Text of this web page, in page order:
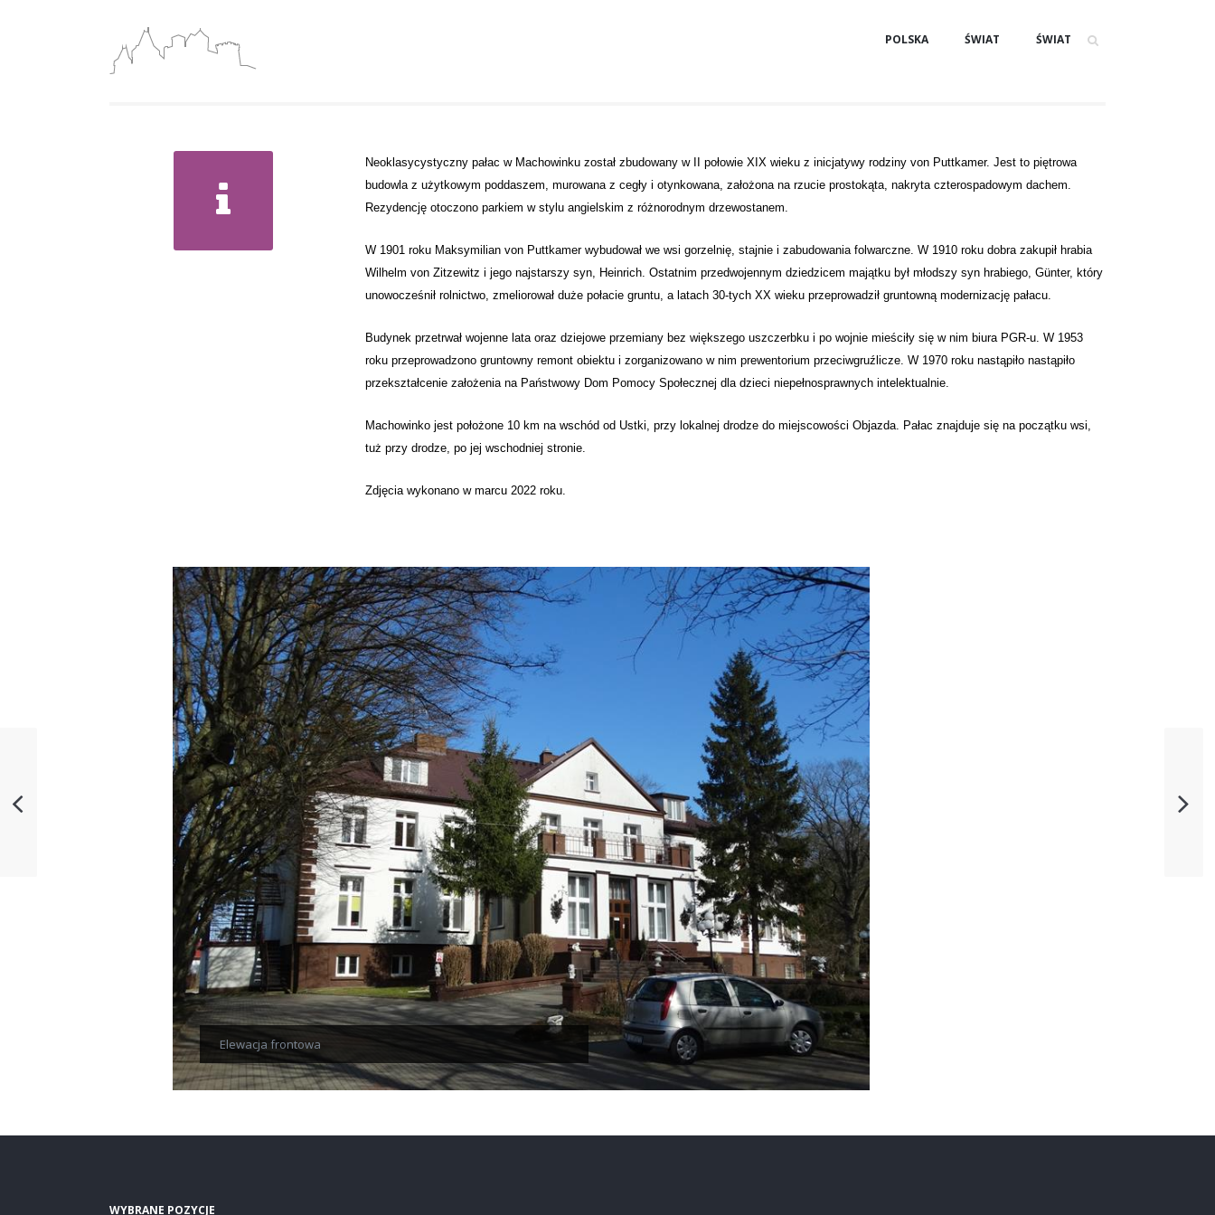
POLSKA ŚWIAT ŚWIAT
Neoklasycystyczny pałac w Machowinku został zbudowany w II połowie XIX wieku z inicjatywy rodziny von Puttkamer. Jest to piętrowa
budowla z użytkowym poddaszem, murowana z cegły i otynkowana, założona na rzucie prostokąta, nakryta czterospadowym dachem.
Rezydencję otoczono parkiem w stylu angielskim z różnorodnym drzewostanem.
W 1901 roku Maksymilian von Puttkamer wybudował we wsi gorzelnię, stajnie i zabudowania folwarczne. W 1910 roku dobra zakupił hrabia
Wilhelm von Zitzewitz i jego najstarszy syn, Heinrich. Ostatnim przedwojennym dziedzicem majątku był młodszy syn hrabiego, Günter, który
unowocześnił rolnictwo, zmeliorował duże połacie gruntu, a latach 30-tych XX wieku przeprowadził gruntowną modernizację pałacu.
Budynek przetrwał wojenne lata oraz dziejowe przemiany bez większego uszczerbku i po wojnie mieściły się w nim biura PGR-u.W 1953
roku przeprowadzono gruntowny remont obiektu i zorganizowano w nim prewentorium przeciwgruźlicze. W 1970 roku nastąpiło nastąpiło
przekształcenie założenia na Państwowy Dom Pomocy Społecznej dla dzieci niepełnosprawnych intelektualnie.
Machowinko jest położone 10 km na wschód od Ustki, przy lokalnej drodze do miejscowości Objazda. Pałac znajduje się na początku wsi,
tuż przy drodze, po jej wschodniej stronie.
Zdjęcia wykonano w marcu 2022 roku.
Elewacja frontowa
WYBRANE POZYCJE